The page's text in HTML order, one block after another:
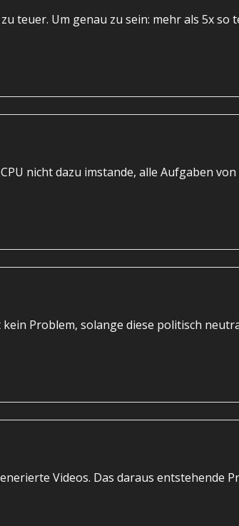
teuer. Um genau zu sein: mehr als 5x so
nicht dazu imstande, alle Aufgaben
Problem, solange diese politisch
Videos. Das daraus entstehende